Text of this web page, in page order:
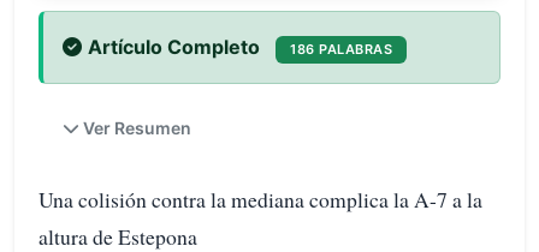
Artículo Completo 186 PALABRAS
Ver Resumen
Una colisión contra la mediana complica la A-7 a la
altura de Estepona